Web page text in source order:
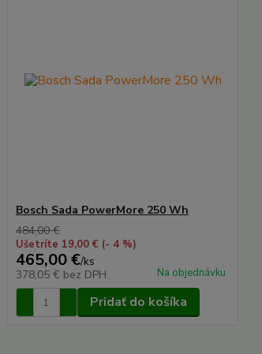
Bosch Sada PowerMore 250 Wh
484,00 €
Ušetríte 19,00 € (- 4 %)
465,00 €/ks
378,05 € bez DPH Na objednávku
Pridať do košíka